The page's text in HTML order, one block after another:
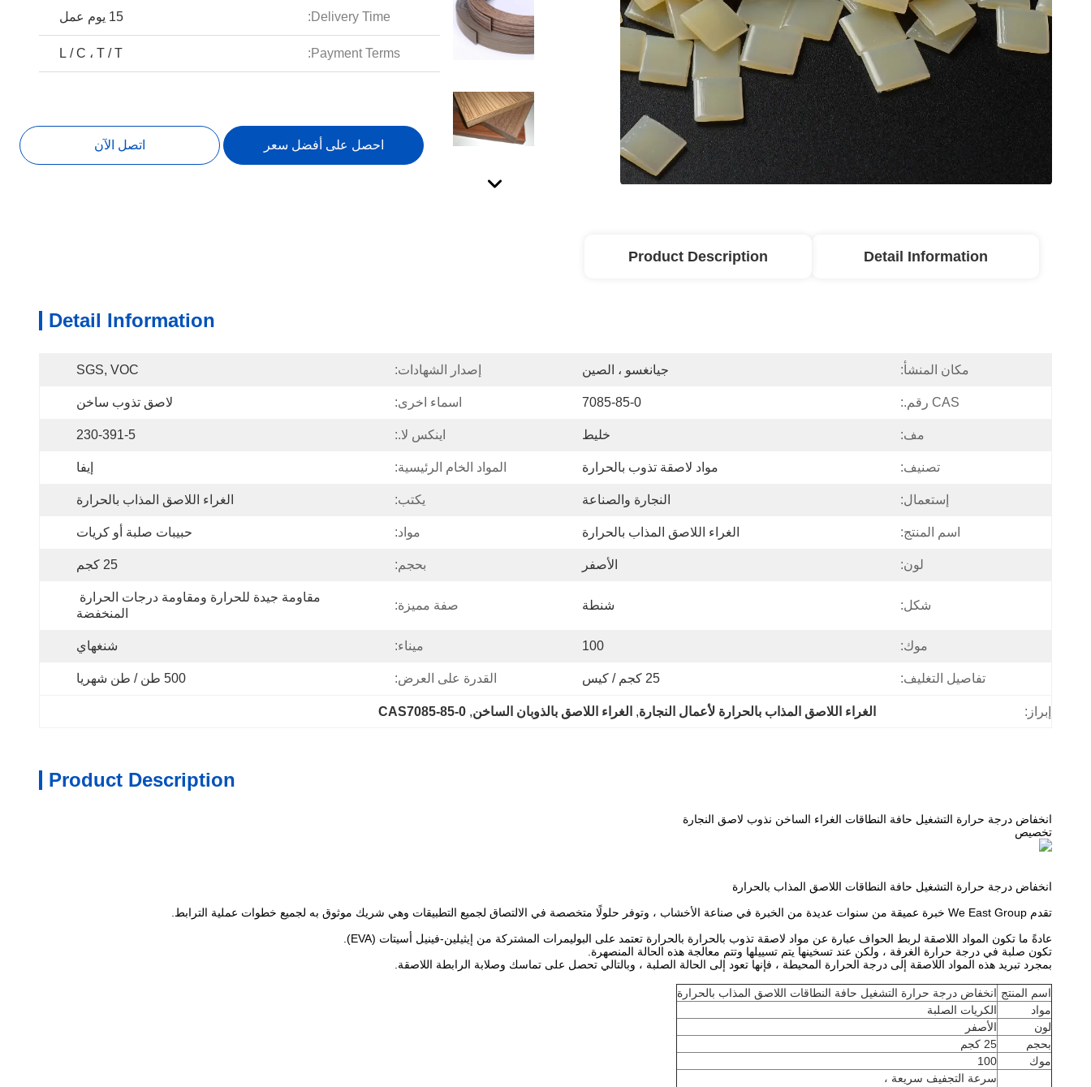
Delivery Time: 15 يوم عمل
Payment Terms: L / C ، T / T
احصل على أفضل سعر اتصل الآن
Detail Information
Product Description
Detail Information
مكان المنشأ: جيانغسو ، الصين إصدار الشهادات: SGS, VOC
CAS رقم.: 7085-85-0 اسماء اخرى: لاصق تذوب ساخن
مف: خليط اينكس لا.: 230-391-5
تصنيف: مواد لاصقة تذوب بالحرارة المواد الخام الرئيسية: إيفا
إستعمال: النجارة والصناعة يكتب: الغراء اللاصق المذاب بالحرارة
اسم المنتج: الغراء اللاصق المذاب بالحرارة مواد: حبيبات صلبة أو كريات
لون: الأصفر بحجم: 25 كجم
شكل: شنطة صفة مميزة:
المنخفضة
موك: 100 ميناء: شنغهاي
تفاصيل التغليف: 25 كجم / كيس القدرة على العرض: 500 طن / طن شهريا
إبراز: الغراء اللاصق المذاب بالحرارة لأعمال النجارة, الغراء اللاصق بالذوبان الساخن,
CAS7085-85-0
Product Description
انخفاض درجة حرارة التشغيل حافة النطاقات الغراء الساخن نذوب لاصق النجارة
تخصيص
انخفاض درجة حرارة التشغيل حافة النطاقات اللاصق المذاب بالحرارة
تقدم We East Group خبرة عميقة من سنوات عديدة من الخبرة في صناعة الأخشاب ، وتوفر حلولًا متخصصة في الالتصاق لجميع التطبيقات وهي شريك موثوق به لجميع خطوات عملية الترابط.
عادةً ما تكون المواد اللاصقة لربط الحواف عبارة عن مواد لاصقة تذوب بالحرارة بالحرارة تعتمد على البوليمرات المشتركة من إيثيلين-فينيل أسيتات (EVA).
تكون صلبة في درجة حرارة الغرفة ، ولكن عند تسخينها يتم تسييلها وتتم معالجة هذه الحالة المنصهرة.
بمجرد تبريد هذه المواد اللاصقة إلى درجة الحرارة المحيطة ، فإنها تعود إلى الحالة الصلبة ، وبالتالي تحصل على تماسك وصلابة الرابطة اللاصقة.
اسم المنتج انخفاض درجة حرارة التشغيل حافة النطاقات اللاصق المذاب بالحرارة
مواد
الكريات الصلبة
لون
الأصفر
بحجم
25 كجم
موك
100
سرعة التجفيف سريعة ،